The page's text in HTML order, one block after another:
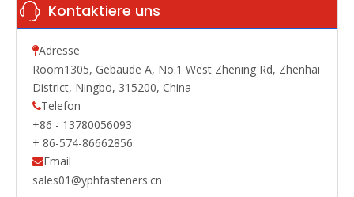
Kontaktiere uns
Adresse
Room1305, Gebäude A, No.1 West Zhening Rd, Zhenhai
District, Ningbo, 315200, China
Telefon
+86 - 13780056093
+ 86-574-86662856.
Email
sales01@yphfasteners.cn